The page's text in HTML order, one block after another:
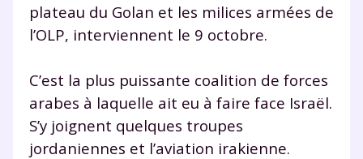
plateau du Golan et les milices armées de
l’OLP, interviennent le 9 octobre.
C’est la plus puissante coalition de forces
arabes à laquelle ait eu à faire face Israël.
S’y joignent quelques troupes
jordaniennes et l’aviation irakienne.